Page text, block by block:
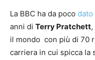
La BBC ha da poco dato
anni di Terry Pratchett
il mondo con più di 70
carriera in cui spicca la